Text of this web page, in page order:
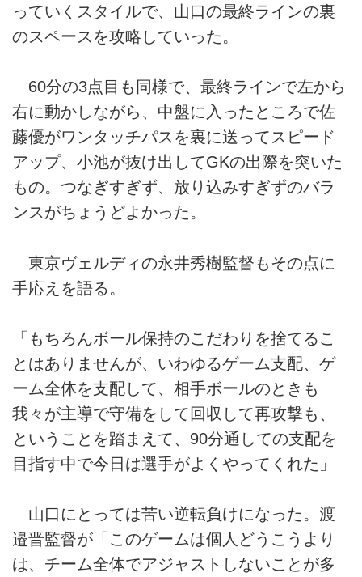
っていくスタイルで、山口の最終ラインの裏
のスペースを攻略していった。
60分の3点目も同様で、最終ラインで左から
右に動かしながら、中盤に入ったところで佐
藤優がワンタッチパスを裏に送ってスピード
アップ、小池が抜け出してGKの出際を突いた
もの。つなぎすぎず、放り込みすぎずのバラ
ンスがちょうどよかった。
東京ヴェルディの永井秀樹監督もその点に
手応えを語る。
「もちろんボール保持のこだわりを捨てるこ
とはありませんが、いわゆるゲーム支配、ゲ
ーム全体を支配して、相手ボールのときも
我々が主導で守備をして回収して再攻撃も、
ということを踏まえて、90分通しての支配を
目指す中で今日は選手がよくやってくれた」
山口にとっては苦い逆転負けになった。渡
邉晋監督が「このゲームは個人どうこうより
は、チーム全体でアジャストしないことが多